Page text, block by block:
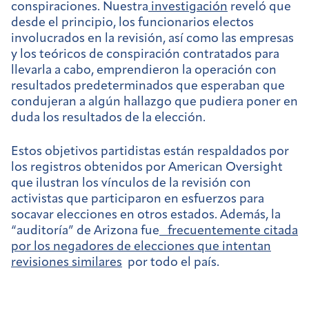
conspiraciones. Nuestra investigación reveló que
desde el principio, los funcionarios electos
involucrados en la revisión, así como las empresas
y los teóricos de conspiración contratados para
llevarla a cabo, emprendieron la operación con
resultados predeterminados que esperaban que
condujeran a algún hallazgo que pudiera poner en
duda los resultados de la elección.
Estos objetivos partidistas están respaldados por
los registros obtenidos por American Oversight
que ilustran los vínculos de la revisión con
activistas que participaron en esfuerzos para
socavar elecciones en otros estados. Además, la
“auditoría” de Arizona fue
frecuentemente citada
por los negadores de elecciones que intentan
revisiones similares por todo el país.